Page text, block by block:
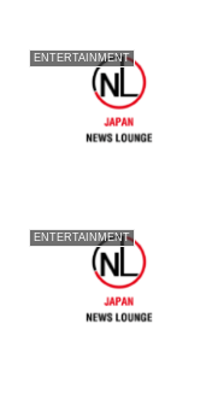
ENTERTAINMENT
ENTERTAINMENT